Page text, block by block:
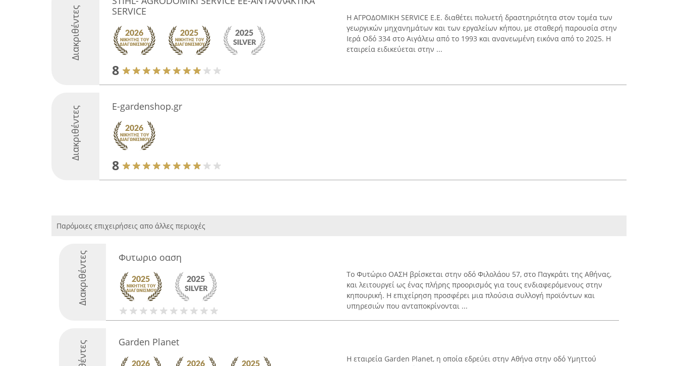
Διακριθέντες
SERVICE
8
Η ΑΓΡΟΔΟΜΙΚΗ SERVICE Ε.Ε. διαθέτει πολυετή δραστηριότητα στον τομέα των
γεωργικών μηχανημάτων και των εργαλείων κήπου, με σταθερή παρουσία στην
Ιερά Οδό 334 στο Αιγάλεω από το 1993 και ανανεωμένη εικόνα από το 2025. Η
εταιρεία ειδικεύεται στην ...
Διακριθέντες E-gardenshop.gr
8
Παρόμοιες επιχειρήσεις απο άλλες περιοχές
Διακριθέντες Φυτωριο οαση
Το Φυτώριο ΟΑΣΗ βρίσκεται στην οδό Φιλολάου 57, στο Παγκράτι της Αθήνας,
και λειτουργεί ως ένας πλήρης προορισμός για τους ενδιαφερόμενους στην
κηπουρική. Η επιχείρηση προσφέρει μια πλούσια συλλογή προϊόντων και
υπηρεσιών που ανταποκρίνονται ...
Garden Planet
Η εταιρεία Garden Planet, η οποία εδρεύει στην Αθήνα στην οδό Υμηττού